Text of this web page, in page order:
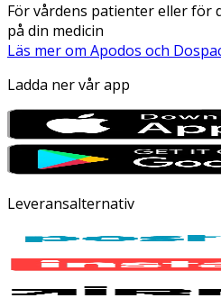
För vårdens patienter eller för
på din medicin
Läs mer om Apodos och
Ladda ner vår app
Leveransalternativ